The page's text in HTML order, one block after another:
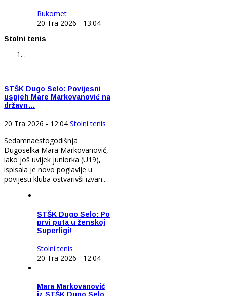
Rukomet
20 Tra 2026 - 13:04
Stolni tenis
.
STŠK Dugo Selo: Povijesni
uspjeh Mare Markovanović na
državn…
20 Tra 2026 - 12:04 Stolni tenis
Sedamnaestogodišnja
Dugoselka Mara Markovanović,
iako još uvijek juniorka (U19),
ispisala je novo poglavlje u
povijesti kluba ostvarivši izvan...
STŠK Dugo Selo: Po
prvi puta u ženskoj
Superligi!
Stolni tenis
20 Tra 2026 - 12:04
Mara Markovanović
iz STŠK Dugo Selo